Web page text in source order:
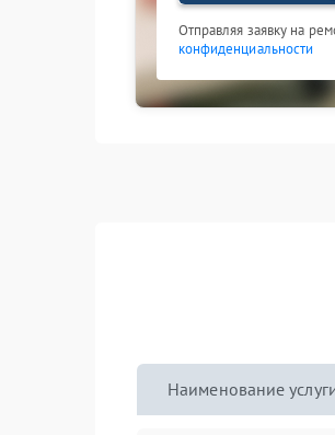
Отправляя заявку на
конфиденциальности
Наименование